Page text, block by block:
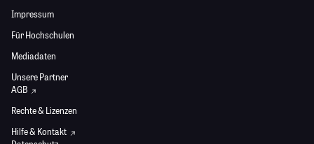
Impressum
Für Hochschulen
Mediadaten
Unsere Partner
AGB
Rechte & Lizenzen
Hilfe & Kontakt